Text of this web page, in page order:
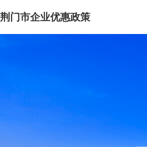
荆门市企业优惠政策